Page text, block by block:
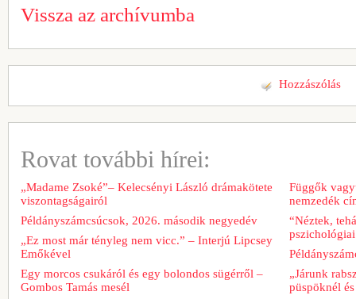
Vissza az archívumba
Hozzászólás
Rovat további hírei:
„Madame Zsoké”– Kelecsényi László drámakötete
viszontagságairól
Példányszámcsúcsok, 2026. második negyedév
„Ez most már tényleg nem vicc.” – Interjú Lipcsey
Emőkével
Egy morcos csukáról és egy bolondos sügérről –
Gombos Tamás mesél
Függők
nemzedék
“Néztek,
„Járunk
püspöknél